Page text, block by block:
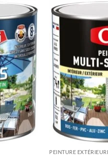
Ajouter
à la liste
de
souhaits
PEINTURE